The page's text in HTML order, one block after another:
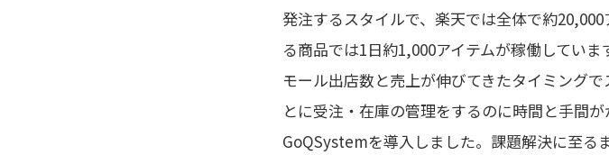
発注するスタイルで、楽天では全体で約
る商品では1日約1,000アイテムが稼働していま
モール出店数と売上が伸びてきたタイミング
とに受注・在庫の管理をするのに時間と手間
GoQSystemを導入しました。課題解決に至る